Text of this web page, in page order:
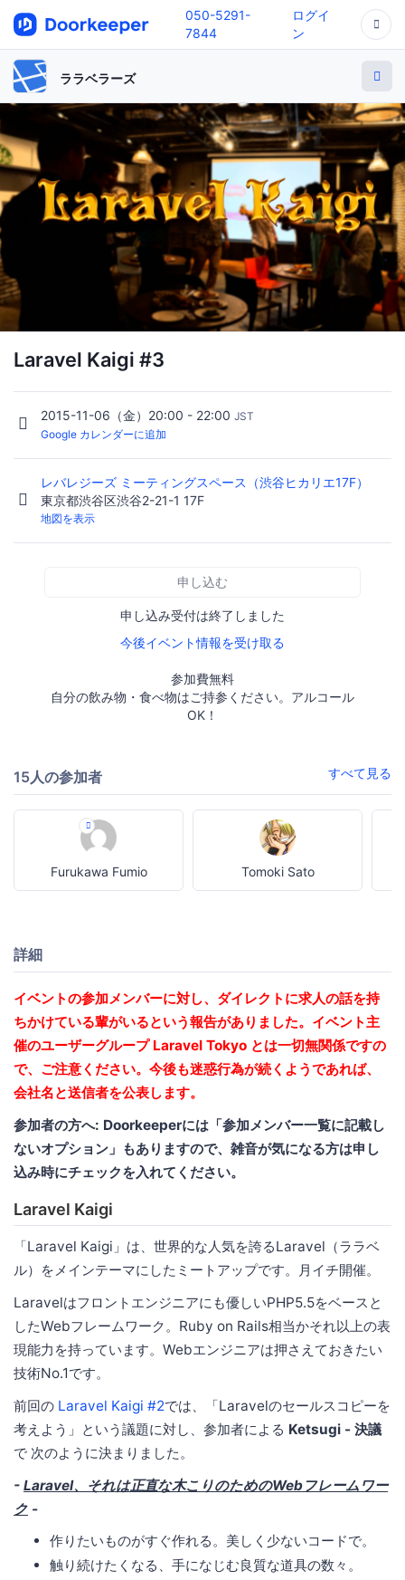
050-5291-
7844
ログイ
ン
ララベラーズ
Laravel Kaigi #3
2015-11-06（金）20:00 - 22:00 JST
Google カレンダーに追加
レバレジーズ ミーティングスペース（渋谷ヒカリエ17F）
東京都渋谷区渋谷2-21-1 17F
地図を表示
申し込む
申し込み受付は終了しました
今後イベント情報を受け取る
参加費無料
自分の飲み物・食べ物はご持参ください。アルコール
OK！
15人の参加者 すべて見る
Furukawa Fumio Tomoki Sato
詳細
イベントの参加メンバーに対し、ダイレクトに求人の話を持
ちかけている輩がいるという報告がありました。イベント主
催のユーザーグループ Laravel Tokyo とは一切無関係ですの
で、ご注意ください。今後も迷惑行為が続くようであれば、
会社名と送信者を公表します。
参加者の方へ: Doorkeeperには「参加メンバー一覧に記載し
ないオプション」もありますので、雑音が気になる方は申し
込み時にチェックを入れてください。
Laravel Kaigi
「Laravel Kaigi」は、世界的な人気を誇るLaravel（ララベ
ル）をメインテーマにしたミートアップです。月イチ開催。
Laravelはフロントエンジニアにも優しいPHP5.5をベースと
したWebフレームワーク。Ruby on Rails相当かそれ以上の表
現能力を持っています。Webエンジニアは押さえておきたい
技術No.1です。
前回の Laravel Kaigi #2では、「Laravelのセールスコピーを
考えよう」という議題に対し、参加者による Ketsugi - 決議
で 次のように決まりました。
- Laravel、それは正直な木こりのためのWebフレームワー
ク -
作りたいものがすぐ作れる。美しく少ないコードで。
触り続けたくなる、手になじむ良質な道具の数々。